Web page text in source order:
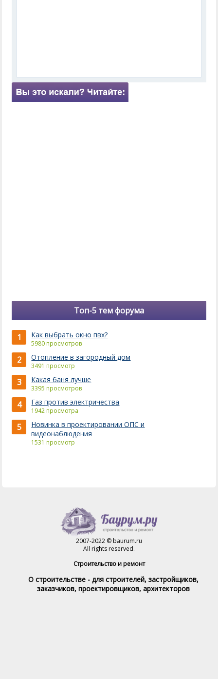
Топ-5 тем форума
1 Как выбрать окно пвх?
5980 просмотров
2 Отопление в загородный дом
3491 просмотр
3 Какая баня лучше
3395 просмотров
4 Газ против электричества
1942 просмотра
5
Новинка в проектировании ОПС и
видеонаблюдения
1531 просмотр
2007-2022 © baurum.ru
All rights reserved.
Строительство и ремонт
О строительстве - для строителей, застройщиков,
заказчиков, проектировщиков, архитекторов